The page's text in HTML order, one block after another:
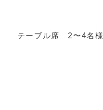
テーブル席 2〜4名様